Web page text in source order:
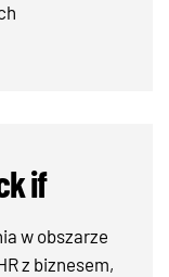
if
w obszarze
z biznesem,